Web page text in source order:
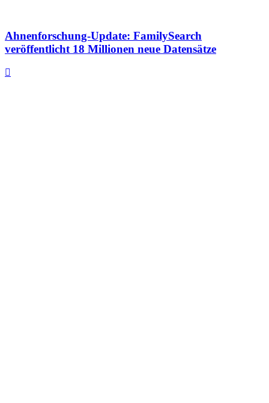
Ahnenforschung-Update: FamilySearch
veröffentlicht 18 Millionen neue Datensätze